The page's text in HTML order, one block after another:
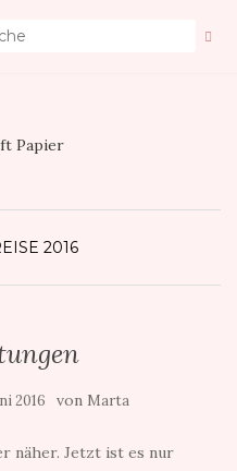
2016
2016 von Marta
näher. Jetzt ist es nur